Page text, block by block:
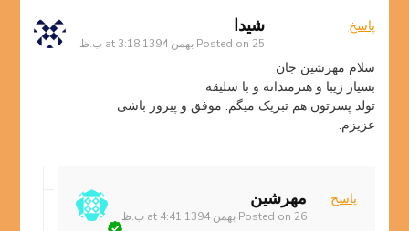
شیدا
Posted on 25 بهمن 1394 at 3:18 ب.ظ
پاسخ
سلام مهرشین جان
بسیار زیبا و هنرمندانه و با سلیقه.
تولد پسرتون هم تبریک میگم. موفق و پیروز باشی
عزیزم.
مهرشین
Posted on 26 بهمن 1394 at 4:41 ب.ظ
پاسخ